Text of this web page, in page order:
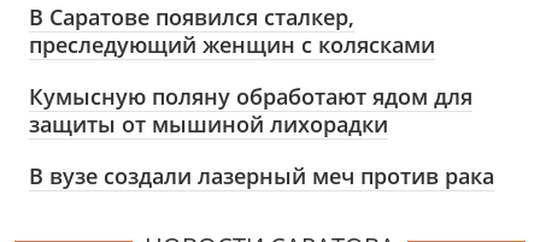
В Саратове появился сталкер,
преследующий женщин с колясками
Кумысную поляну обработают ядом для
защиты от мышиной лихорадки
В вузе создали лазерный меч против рака